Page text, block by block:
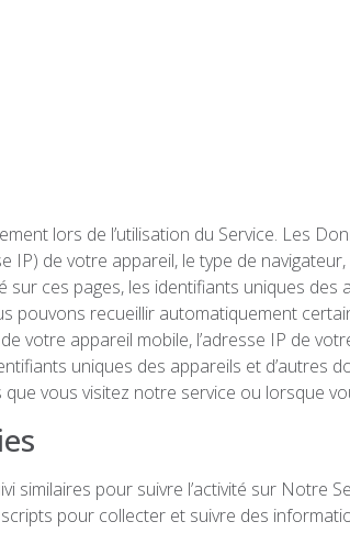
lors de l’utilisation du Service. Les
IP) de votre appareil, le type de
sur ces pages, les identifiants uniques
pouvons recueillir automatiquement
votre appareil mobile, l’adresse IP de
uniques des appareils et d’autres
vous visitez notre service ou lorsque
similaires pour suivre l’activité sur Notre
pour collecter et suivre des